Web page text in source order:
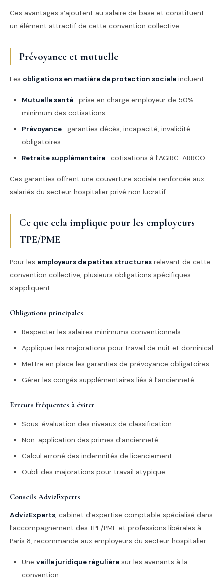
Ces avantages s’ajoutent au salaire de base et constituent
un élément attractif de cette convention collective.
Prévoyance et mutuelle
Les obligations en matière de protection sociale incluent :
Mutuelle santé : prise en charge employeur de 50%
minimum des cotisations
Prévoyance : garanties décès, incapacité, invalidité
obligatoires
Retraite supplémentaire : cotisations à l’AGIRC-ARRCO
Ces garanties offrent une couverture sociale renforcée aux
salariés du secteur hospitalier privé non lucratif.
Ce que cela implique pour les employeurs
TPE/PME
Pour les employeurs de petites structures relevant de cette
convention collective, plusieurs obligations spécifiques
s’appliquent :
Obligations principales
Respecter les salaires minimums conventionnels
Appliquer les majorations pour travail de nuit et dominical
Mettre en place les garanties de prévoyance obligatoires
Gérer les congés supplémentaires liés à l’ancienneté
Erreurs fréquentes à éviter
Sous-évaluation des niveaux de classification
Non-application des primes d’ancienneté
Calcul erroné des indemnités de licenciement
Oubli des majorations pour travail atypique
Conseils AdvizExperts
AdvizExperts, cabinet d’expertise comptable spécialisé dans
l’accompagnement des TPE/PME et professions libérales à
Paris 8, recommande aux employeurs du secteur hospitalier :
Une veille juridique régulière sur les avenants à la
convention